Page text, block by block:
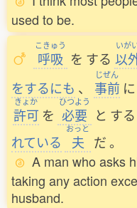
used to be.
こきゅう
呼吸 を する
いが
以
をするにも 、
じぜん
事前 に
きょか
許可 を
ひつよう
必要 と する
れている
おっと
夫 だ。
A man who asks
taking any action
husband.